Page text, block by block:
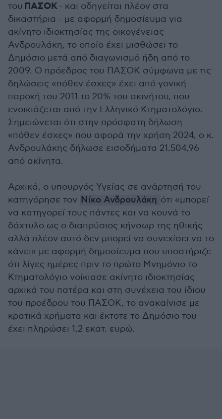
του ΠΑΣΟΚ- και οδηγείται πλέον στα
δικαστήρια - με αφορμή δημοσίευμα για
ακίνητο ιδιοκτησίας της οικογένειας
Ανδρουλάκη, το οποίο έχει μισθώσει το
Δημόσιο μετά από διαγωνισμό ήδη από το
2009. Ο πρόεδρος του ΠΑΣΟΚ σύμφωνα με τις
δηλώσεις «πόθεν έσχες» έχει από γονική
παροχή του 2011 το 20% του ακινήτου, που
ενοικιάζεται από την Ελληνικό Κτηματολόγιο.
Σημειώνεται ότι στην πρόσφατη δήλωση
«πόθεν έσχες» που αφορά την χρήση 2024, ο κ.
Ανδρουλάκης δήλωσε εισοδήματα 21.504,96
από ακίνητα.
Αρχικά, ο υπουργός Υγείας σε ανάρτησή του
κατηγόρησε τον Νίκο Ανδρουλάκη ότι «μπορεί
να κατηγορεί τους πάντες και να κουνά το
δάχτυλο ως ο διαπρύσιος κήνσωρ της ηθικής
αλλά πλέον αυτό δεν μπορεί να συνεχίσει να το
κάνει» με αφορμή δημοσίευμα που υποστήριζε
ότι λίγες ημέρες πριν το πρώτο Μνημόνιο το
Κτηματολόγιο νοίκιασε ακίνητο ιδιοκτησίας
αρχικά του πατέρα και στη συνέχεια του ίδιου
του προέδρου του ΠΑΣΟΚ, το ανακαίνισε με
κρατικά χρήματα και έκτοτε το Δημόσιο του
έχει πληρώσει 1,2 εκατ. ευρώ.